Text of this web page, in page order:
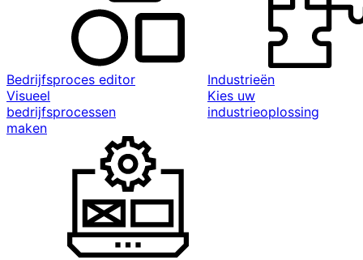
Bedrijfsproces editor
Visueel
bedrijfsprocessen
maken
Industrieën
Kies uw
industrieoplossing